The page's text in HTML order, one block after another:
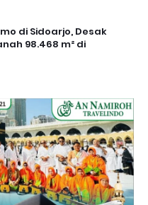
di Sidoarjo, Desak
98.468 m² di